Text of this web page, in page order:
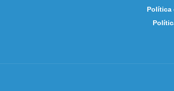
Política